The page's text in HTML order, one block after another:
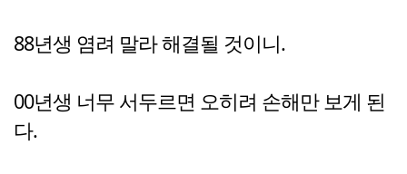
88년생 염려 말라 해결될 것이니.
00년생 너무 서두르면 오히려 손해만 보게 된
다.